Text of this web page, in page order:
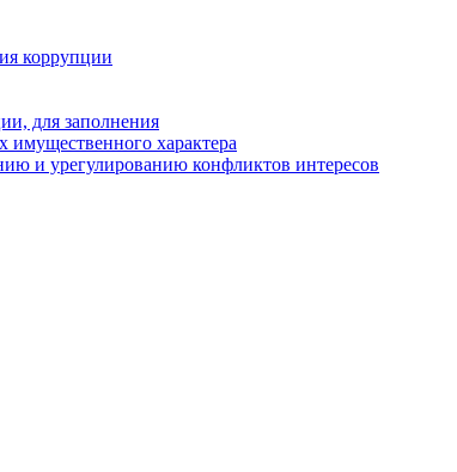
коррупции
для заполнения
имущественного характера
и урегулированию конфликтов интересов